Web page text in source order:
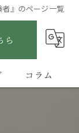
』のページ一覧
ら
コラム